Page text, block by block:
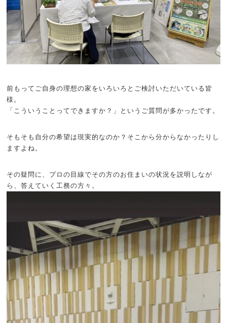
前もってご自身の理想の家をいろいろとご検討いただいている皆
様。
「こういうことってできますか？」というご質問が多かったです。
そもそも自分の希望は現実的なのか？そこから分からなかったりし
ますよね。
その疑問に、プロの目線でその方のお住まいの状況を説明しなが
ら、答えていく工務の方々。